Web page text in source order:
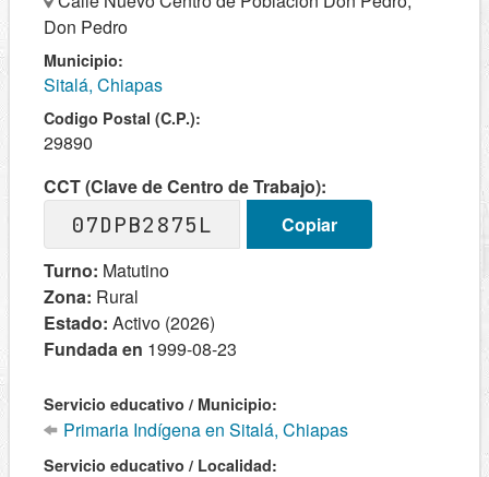
Don Pedro
Municipio:
Sitalá, Chiapas
Codigo Postal (C.P.):
29890
CCT (Clave de Centro de Trabajo):
07DPB2875L
Copiar
Turno: Matutino
Zona: Rural
Estado: Activo (2026)
Fundada en 1999-08-23
Servicio educativo / Municipio:
Primaria Indígena en Sitalá, Chiapas
Servicio educativo / Localidad: